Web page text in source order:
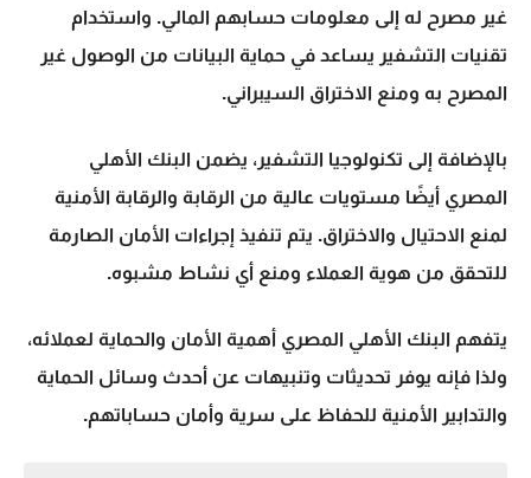
غير مصرح له إلى معلومات حسابهم المالي. واستخدام
تقنيات التشفير يساعد في حماية البيانات من الوصول غير
المصرح به ومنع الاختراق السيبراني.
بالإضافة إلى تكنولوجيا التشفير، يضمن البنك الأهلي
المصري أيضًا مستويات عالية من الرقابة والرقابة الأمنية
لمنع الاحتيال والاختراق. يتم تنفيذ إجراءات الأمان الصارمة
للتحقق من هوية العملاء ومنع أي نشاط مشبوه.
يتفهم البنك الأهلي المصري أهمية الأمان والحماية لعملائه،
ولذا فإنه يوفر تحديثات وتنبيهات عن أحدث وسائل الحماية
والتدابير الأمنية للحفاظ على سرية وأمان حساباتهم.